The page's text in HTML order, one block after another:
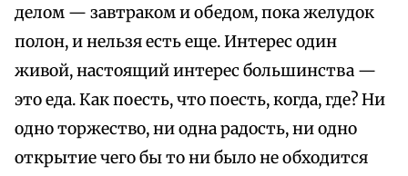
делом — завтраком и обедом, пока желудок
полон, и нельзя есть еще. Интерес один
живой, настоящий интерес большинства —
это еда. Как поесть, что поесть, когда, где? Ни
одно торжество, ни одна радость, ни одно
открытие чего бы то ни было не обходится